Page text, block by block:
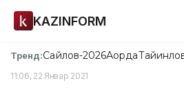
KAZINFORM
Тренд:Сайлов-2026Ақорда
11:06, 22 Январ 2021